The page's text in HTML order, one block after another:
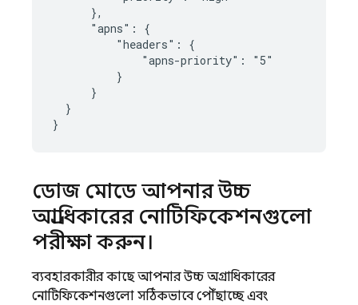
      },
      "apns": {
          "headers": {
              "apns-priority": "5"
          }
      }
  }
ডোজ মোডে আপনার উচ্চ
অগ্রাধিকারের নোটিফিকেশনগুলো
পরীক্ষা করুন।
ব্যবহারকারীর কাছে আপনার উচ্চ অগ্রাধিকারের
নোটিফিকেশনগুলো সঠিকভাবে পৌঁছাচ্ছে এবং